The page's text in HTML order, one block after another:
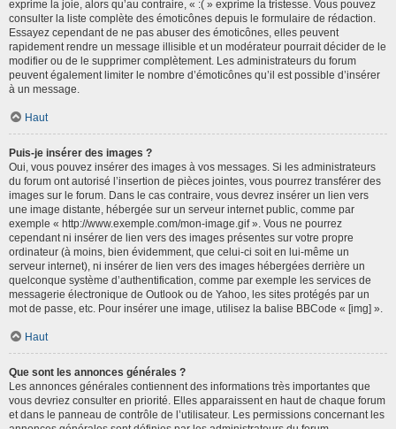
exprime la joie, alors qu’au contraire, « :( » exprime la tristesse. Vous pouvez
consulter la liste complète des émoticônes depuis le formulaire de rédaction.
Essayez cependant de ne pas abuser des émoticônes, elles peuvent
rapidement rendre un message illisible et un modérateur pourrait décider de le
modifier ou de le supprimer complètement. Les administrateurs du forum
peuvent également limiter le nombre d’émoticônes qu’il est possible d’insérer
à un message.
Haut
Puis-je insérer des images ?
Oui, vous pouvez insérer des images à vos messages. Si les administrateurs
du forum ont autorisé l’insertion de pièces jointes, vous pourrez transférer des
images sur le forum. Dans le cas contraire, vous devrez insérer un lien vers
une image distante, hébergée sur un serveur internet public, comme par
exemple « http://www.exemple.com/mon-image.gif ». Vous ne pourrez
cependant ni insérer de lien vers des images présentes sur votre propre
ordinateur (à moins, bien évidemment, que celui-ci soit en lui-même un
serveur internet), ni insérer de lien vers des images hébergées derrière un
quelconque système d’authentification, comme par exemple les services de
messagerie électronique de Outlook ou de Yahoo, les sites protégés par un
mot de passe, etc. Pour insérer une image, utilisez la balise BBCode « [img] ».
Haut
Que sont les annonces générales ?
Les annonces générales contiennent des informations très importantes que
vous devriez consulter en priorité. Elles apparaissent en haut de chaque forum
et dans le panneau de contrôle de l’utilisateur. Les permissions concernant les